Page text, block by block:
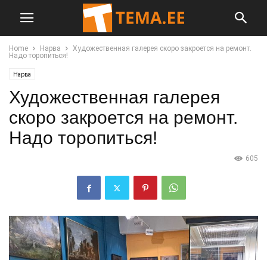
Home Нарва
Художественная галерея скоро закроется на ремонт.
Надо торопиться!
Нарва
Художественная галерея
скоро закроется на ремонт.
Надо торопиться!
605